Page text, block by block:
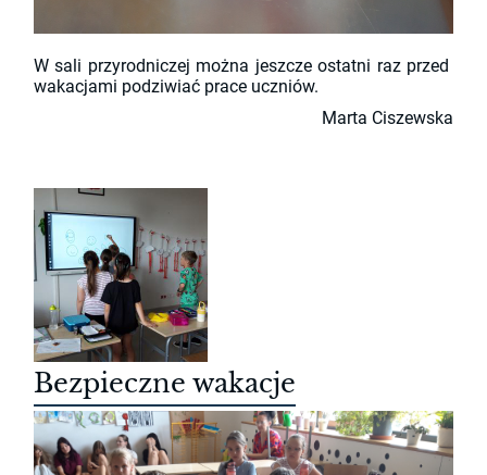
W sali przyrodniczej można jeszcze ostatni raz przed
wakacjami podziwiać prace uczniów.
Marta Ciszewska
Bezpieczne wakacje